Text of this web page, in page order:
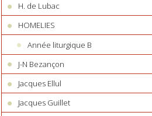
H. de Lubac
HOMELIES
Année liturgique B
J-N Bezançon
Jacques Ellul
Jacques Guillet